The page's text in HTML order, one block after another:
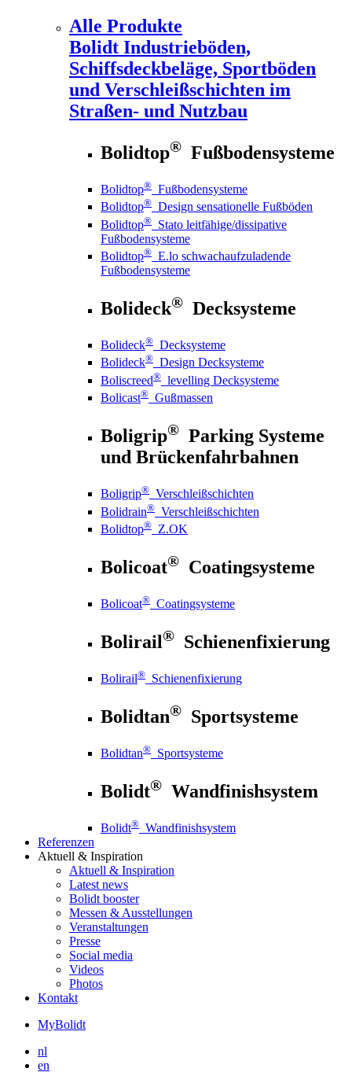
Alle Produkte
Bolidt Industrieböden,
Schiffsdeckbeläge, Sportböden
und Verschleißschichten im
Straßen- und Nutzbau
Bolidtop® Fußbodensysteme
Bolidtop® Fußbodensysteme
Bolidtop® Design sensationelle Fußböden
Bolidtop® Stato leitfähige/dissipative
Fußbodensysteme
Bolidtop® E.lo schwachaufzuladende
Fußbodensysteme
Bolideck® Decksysteme
Bolideck® Decksysteme
Bolideck® Design Decksysteme
Boliscreed® levelling Decksysteme
Bolicast® Gußmassen
Boligrip® Parking Systeme
und Brückenfahrbahnen
Boligrip® Verschleißschichten
Bolidrain® Verschleißschichten
Bolidtop® Z.OK
Bolicoat® Coatingsysteme
Bolicoat® Coatingsysteme
Bolirail® Schienenfixierung
Bolirail® Schienenfixierung
Bolidtan® Sportsysteme
Bolidtan® Sportsysteme
Bolidt® Wandfinishsystem
Bolidt® Wandfinishsystem
Referenzen
Aktuell & Inspiration
Aktuell & Inspiration
Latest news
Bolidt booster
Messen & Ausstellungen
Veranstaltungen
Presse
Social media
Videos
Photos
Kontakt
MyBolidt
nl
en